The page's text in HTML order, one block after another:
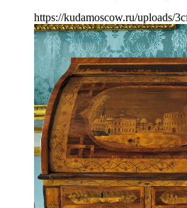
https://kudamoscow.ru/uploads/